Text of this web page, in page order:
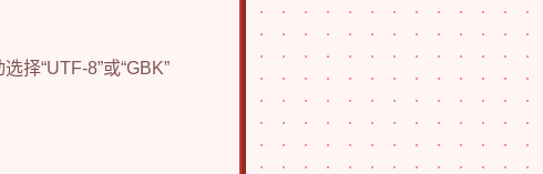
择“UTF-8”或“GBK”